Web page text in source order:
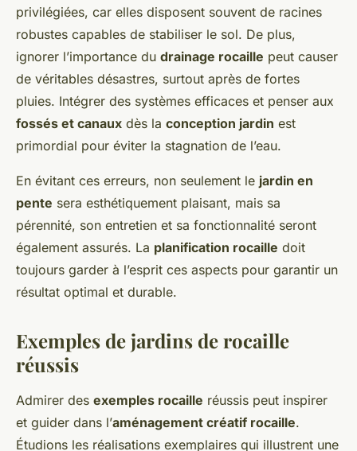
privilégiées, car elles disposent souvent de racines
robustes capables de stabiliser le sol. De plus,
ignorer l’importance du drainage rocaille peut causer
de véritables désastres, surtout après de fortes
pluies. Intégrer des systèmes efficaces et penser aux
fossés et canaux dès la conception jardin est
primordial pour éviter la stagnation de l’eau.
En évitant ces erreurs, non seulement le jardin en
pente sera esthétiquement plaisant, mais sa
pérennité, son entretien et sa fonctionnalité seront
également assurés. La planification rocaille doit
toujours garder à l’esprit ces aspects pour garantir un
résultat optimal et durable.
Exemples de jardins de rocaille
réussis
Admirer des exemples rocaille réussis peut inspirer
et guider dans l’aménagement créatif rocaille.
Étudions les réalisations exemplaires qui illustrent une